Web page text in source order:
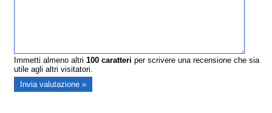
Immetti almeno altri100 caratteri per scrivere una recensione che sia
utile agli altri visitatori.